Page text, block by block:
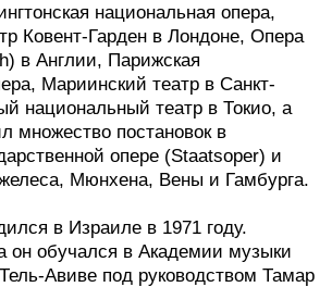
национальная опера,
Ковент-Гарден в Лондоне, Опера
в Англии, Парижская
Мариинский театр в Санкт-
национальный театр в Токио, а
множество постановок в
опере (Staatsoper) и
Мюнхена, Вены и Гамбурга.
в Израиле в 1971 году.
он обучался в Академии музыки
Авиве под руководством Тамар